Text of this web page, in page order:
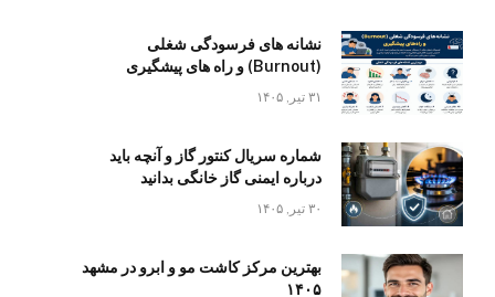
نشانه های فرسودگی شغلی
(Burnout) و راه های پیشگیری
۳۱ تیر, ۱۴۰۵
شماره سریال کنتور گاز و آنچه باید
درباره ایمنی گاز خانگی بدانید
۳۰ تیر, ۱۴۰۵
بهترین مرکز کاشت مو و ابرو در مشهد
۱۴۰۵